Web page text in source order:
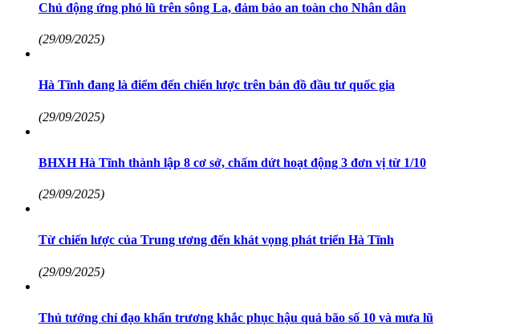
Chủ động ứng phó lũ trên sông La, đảm bảo an toàn cho Nhân dân
(29/09/2025)
Hà Tĩnh đang là điểm đến chiến lược trên bản đồ đầu tư quốc gia
(29/09/2025)
BHXH Hà Tĩnh thành lập 8 cơ sở, chấm dứt hoạt động 3 đơn vị từ 1/10
(29/09/2025)
Từ chiến lược của Trung ương đến khát vọng phát triển Hà Tĩnh
(29/09/2025)
Thủ tướng chỉ đạo khẩn trương khắc phục hậu quả bão số 10 và mưa lũ